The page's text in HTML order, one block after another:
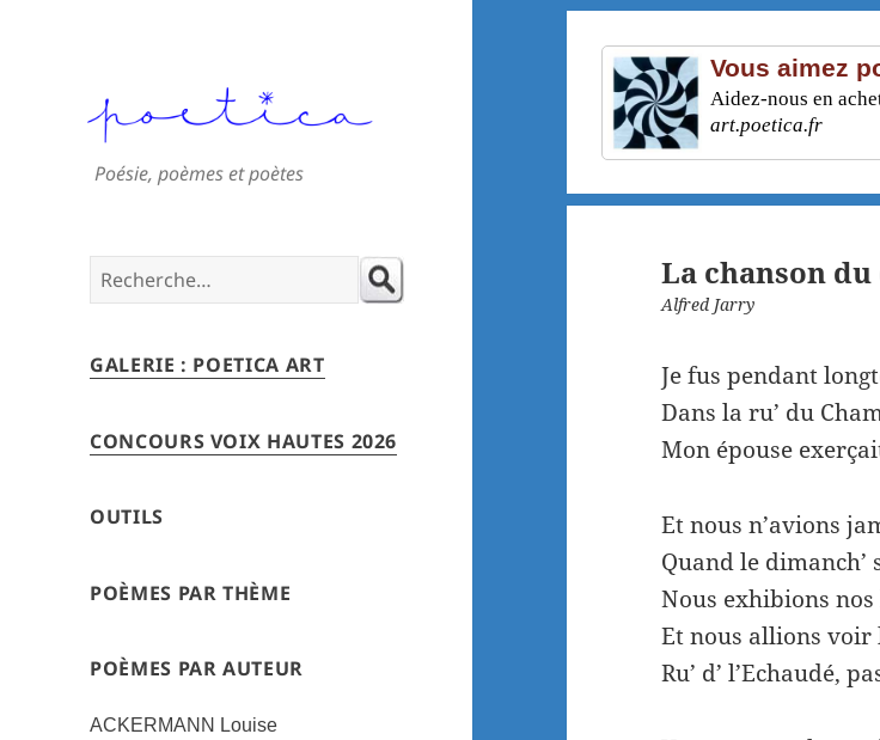
Poésie, poèmes et poètes
Search
for:
GALERIE : POETICA ART
CONCOURS VOIX HAUTES 2026
OUTILS
POÈMES PAR THÈME
POÈMES PAR AUTEUR
ACKERMANN Louise
Vous aimez
Aidez-nous en
art.poetica.fr
La chanson
Alfred Jarry
Je fus pendant
Dans la ru’ du
Mon épouse
Et nous n’avions
Quand le dimanch’
Nous exhibions
Et nous allions voir
Ru’ d’ l’Echaudé,